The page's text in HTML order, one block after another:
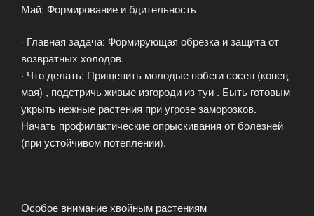
Май: Формирование и бдительность
· Главная задача: Формирующая обрезка и защита от
возвратных холодов.
· Что делать: Прищепить молодые побеги сосен (конец
мая) , подстричь живые изгороди из туи . Быть готовым
укрыть нежные растения при угрозе заморозков.
Начать профилактические опрыскивания от болезней
(при устойчивом потеплении).
Особое внимание хвойным растениям